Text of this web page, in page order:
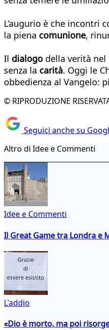
L’augurio è che incontri
la piena comunione,
Il dialogo della verità
senza la carità. Oggi le
obbedienza al Vangelo:
© RIPRODUZIONE
Seguici anche su
Altro di Idee e Commenti
Idee e Commenti
Il Great Game tra Londra e
L'addio
«Dio è morto, ma poi